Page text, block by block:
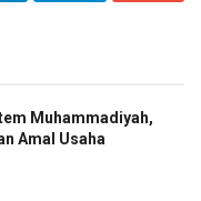
Muhammadiyah,
Amal Usaha